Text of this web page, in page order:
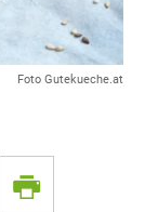
Foto Gutekueche.at